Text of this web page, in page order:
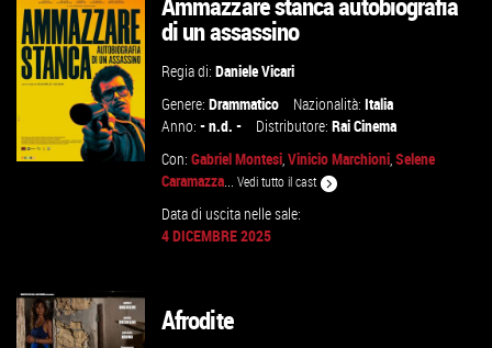
VAI ALLA SCHEDA
VAI ALLA SCHEDA
di un assassino
Regia di:Daniele Vicari
Genere:Drammatico Nazionalità:Italia
Anno:- n.d. - Distributore:Rai Cinema
Con:Gabriel Montesi,Vinicio Marchioni,Selene
Caramazza...Vedi tutto il cast
Data di uscita nelle sale:
4 DICEMBRE 2025
Afrodite